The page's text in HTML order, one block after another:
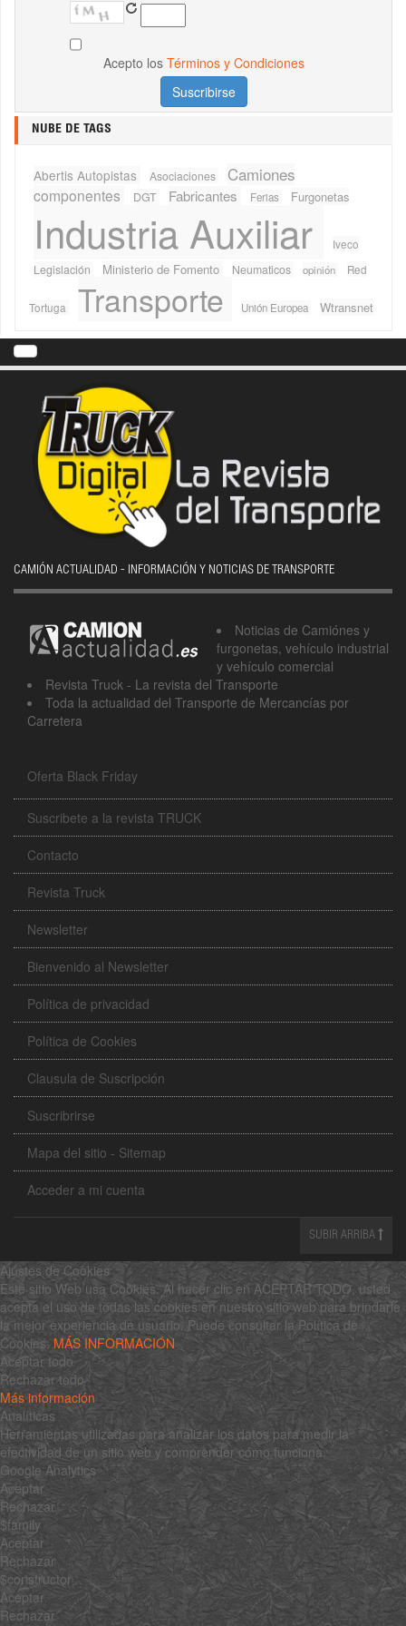
Acepto los Términos y Condiciones
NUBE DE TAGS
Abertis Autopistas Asociaciones Camiones
componentes DGT Fabricantes Ferias Furgonetas
Industria Auxiliar
Iveco
Legislación
Ministerio de Fomento Neumaticos opinión Red
Tortuga Transporte Unión Europea Wtransnet
CAMIÓN ACTUALIDAD - INFORMACIÓN Y NOTICIAS DE TRANSPORTE
Noticias de Camiónes y
furgonetas, vehículo industrial
y vehículo comercial
Revista Truck - La revista del Transporte
Toda la actualidad del Transporte de Mercancías por
Carretera
Oferta Black Friday
Suscribete a la revista TRUCK
Contacto
Revista Truck
Newsletter
Bienvenido al Newsletter
Política de privacidad
Política de Cookies
Clausula de Suscripción
Suscribrirse
Mapa del sitio - Sitemap
Acceder a mi cuenta
SUBIR ARRIBA
Ajustes de Cookies
Este sitio Web usa Cookies. Al hacer clic en ACEPTAR TODO, usted
acepta el uso de todas las cookies en nuestro sitio web para brindarle
la mejor experiencia de usuario. Puede consultar la Política de
Cookies: MÁS INFORMACIÓN
Aceptar todo
Rechazar todo
Más información
Analíticas
Herramientas utilizadas para analizar los datos para medir la
efectividad de un sitio web y comprender cómo funciona.
Google Analytics
Aceptar
Rechazar
$family
Aceptar
Rechazar
$constructor
Aceptar
Rechazar